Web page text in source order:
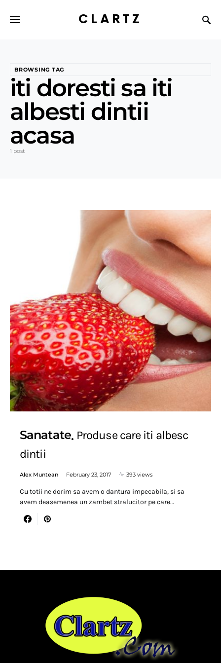
CLARTZ
BROWSING TAG
iti doresti sa iti
albesti dintii
acasa
1 post
Sanatate Produse care iti albesc
dintii
Alex Muntean February 23, 2017 393 views
Cu totii ne dorim sa avem o dantura impecabila, si sa
avem deasemenea un zambet stralucitor pe care…